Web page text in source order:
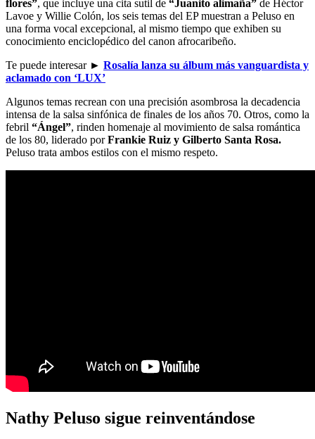
flores”, que incluye una cita sutil de “Juanito alimaña” de Héctor
Lavoe y Willie Colón, los seis temas del EP muestran a Peluso en
una forma vocal excepcional, al mismo tiempo que exhiben su
conocimiento enciclopédico del canon afrocaribeño.
Te puede interesar ► Rosalía lanza su álbum más vanguardista y
aclamado con ‘LUX’
Algunos temas recrean con una precisión asombrosa la decadencia
intensa de la salsa sinfónica de finales de los años 70. Otros, como la
febril “Ángel”, rinden homenaje al movimiento de salsa romántica
de los 80, liderado porFrankie Ruiz y Gilberto Santa Rosa.
Peluso trata ambos estilos con el mismo respeto.
Nathy Peluso sigue reinventándose